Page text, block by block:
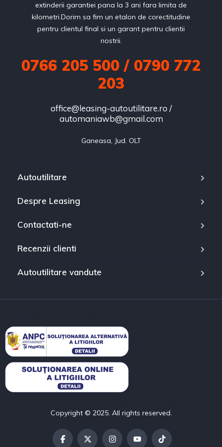
extinderii garantiei pana la 3 ani fara limita de
kilometri.Dorim sa fim un etalon de corectitudine
pentru clientul final si un garant pentru clientii
nostrii.
0766 205 500 / 0790 772
203
office@leasing-autoutilitare.ro /
automaniawb@gmail.com
Ganeasa, Jud. OLT
Autoutilitare
Despre Leasing
Contactati-ne
Recenzii clienti
Autoutilitare vandute
Copyright © 2025. All rights reserved.